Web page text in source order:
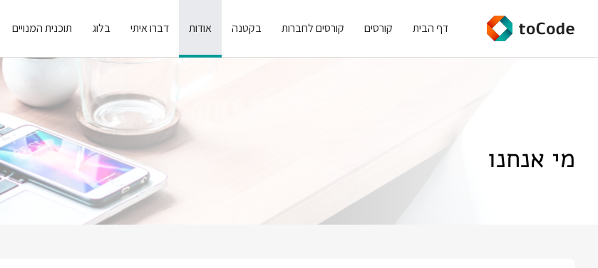
דף הבית קורסים קורסים לחברות בקטנה אודות דברו איתי בלוג תוכנית המנויים
מי אנחנו